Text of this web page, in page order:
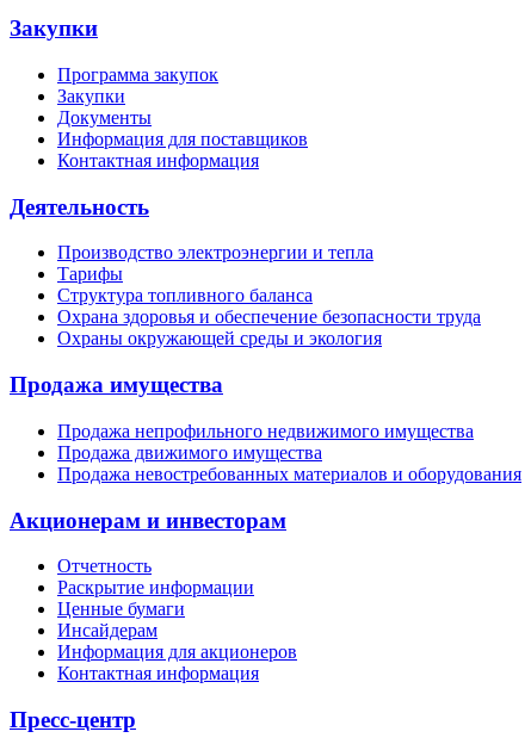
Закупки
Программа закупок
Закупки
Документы
Информация для поставщиков
Контактная информация
Деятельность
Производство электроэнергии и тепла
Тарифы
Структура топливного баланса
Охрана здоровья и обеспечение безопасности труда
Охраны окружающей среды и экология
Продажа имущества
Продажа непрофильного недвижимого имущества
Продажа движимого имущества
Продажа невостребованных материалов и оборудования
Акционерам и инвесторам
Отчетность
Раскрытие информации
Ценные бумаги
Инсайдерам
Информация для акционеров
Контактная информация
Пресс-центр